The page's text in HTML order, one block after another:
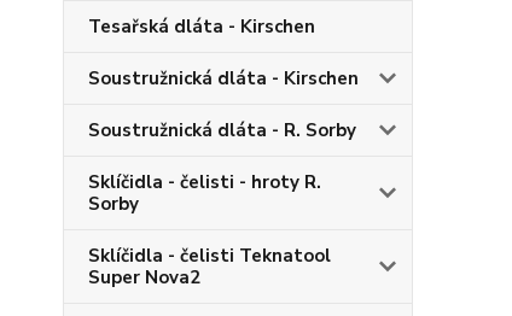
Tesařská dláta - Kirschen
Soustružnická dláta - Kirschen
Soustružnická dláta - R. Sorby
Sklíčidla - čelisti - hroty R.
Sorby
Sklíčidla - čelisti Teknatool
Super Nova2